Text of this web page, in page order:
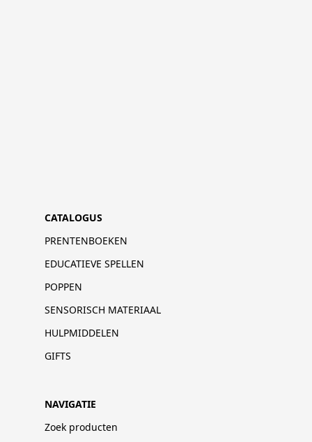
CATALOGUS
PRENTENBOEKEN
EDUCATIEVE SPELLEN
POPPEN
SENSORISCH MATERIAAL
HULPMIDDELEN
GIFTS
NAVIGATIE
Zoek producten